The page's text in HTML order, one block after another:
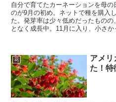
自分で育てたカーネーションを母
のが9月の初め。ネットで種を購入
た。発芽率は少々低めだったもの
となく成長中。11月に入り、小さか
花
アメリ
た！特